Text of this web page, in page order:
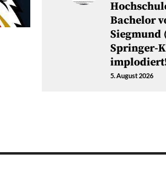
Bachelor
Siegmund
Springer-
5. August 2026